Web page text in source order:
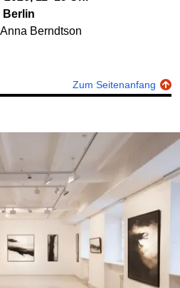
Berlin
Berndtson
Zum Seitenanfang